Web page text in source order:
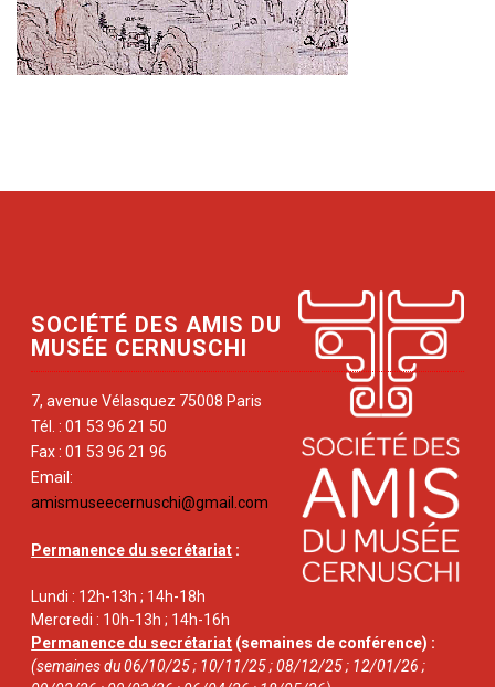
SOCIÉTÉ DES AMIS DU
MUSÉE CERNUSCHI
7, avenue Vélasquez 75008 Paris
Tél. : 01 53 96 21 50
Fax : 01 53 96 21 96
Email:
amismuseecernuschi@gmail.com
Permanence du secrétariat :
Lundi : 12h-13h ; 14h-18h
Mercredi : 10h-13h ; 14h-16h
Permanence du secrétariat (semaines de conférence) :
(semaines du 06/10/25 ; 10/11/25 ; 08/12/25 ; 12/01/26 ;